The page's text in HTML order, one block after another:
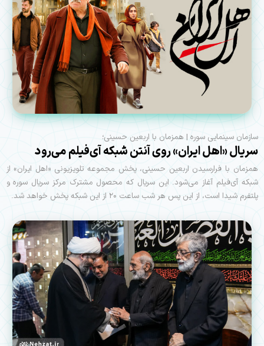
سازمان سینمایی سوره | همزمان با اربعین حسینی؛
سریال «اهل ایران» روی آنتن شبکه آی‌فیلم می‌رود
همزمان با فرارسیدن اربعین حسینی، پخش مجموعه تلویزیونی «اهل ایران» از
شبکه آی‌فیلم آغاز می‌شود. این سریال که محصول مشترک مرکز سریال سوره و
پلتفرم شیدا است، از این پس هر شب ساعت ۲۰ از این شبکه پخش خواهد شد.